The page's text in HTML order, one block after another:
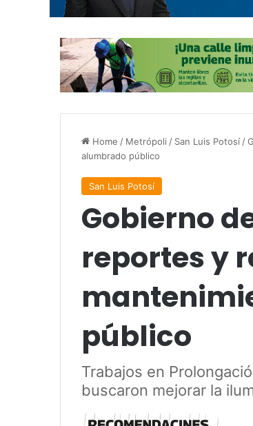
Home / Metrópoli / San Luis Potosí /
alumbrado público
San Luis Potosí
Gobierno
reportes y
público
Trabajos en
buscaron mejorar la